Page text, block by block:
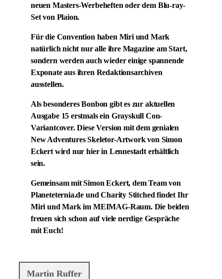
neuen Masters-Werbeheften oder dem Blu-ray-
Set von Plaion.
Für die Convention haben Miri und Mark
natürlich nicht nur alle ihre Magazine am Start,
sondern werden auch wieder einige spannende
Exponate aus ihren Redaktionsarchiven
ausstellen.
Als besonderes Bonbon gibt es zur aktuellen
Ausgabe 15 erstmals ein Grayskull Con-
Variantcover. Diese Version mit dem genialen
New Adventures Skeletor-Artwork von Simon
Eckert wird nur hier in Lennestadt erhältlich
sein.
Gemeinsam mit Simon Eckert, dem Team von
Planeteternia.de und Charity Stitched findet Ihr
Miri und Mark im MEIMAG-Raum. Die beiden
freuen sich schon auf viele nerdige Gespräche
mit Euch!
Martin Ruffer